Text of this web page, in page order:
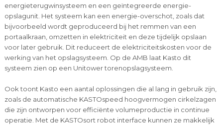
energieterugwinsysteem en een geïntegreerde energie-
opslagunit. Het systeem kan een energie-overschot, zoals dat
bijvoorbeeld wordt geproduceerd bij het remmen van een
portaalkraan, omzetten in elektriciteit en deze tijdelijk opslaan
voor later gebruik. Dit reduceert de elektriciteitskosten voor de
werking van het opslagsysteem. Op de AMB laat Kasto dit
systeem zien op een Unitower torenopslagsysteem.
Ook toont Kasto een aantal oplossingen die al lang in gebruik zijn,
zoals de automatische KASTOspeed hoogvermogen cirkelzagen
die zijn ontworpen voor efficiënte volumeproductie in continue
operatie. Met de KASTOsort robot interface kunnen ze makkelijk